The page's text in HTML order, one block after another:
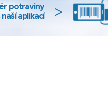
potraviny
naší aplikací >